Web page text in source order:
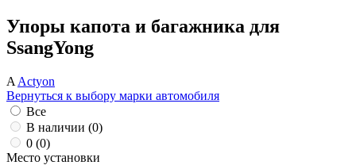
Упоры капота и багажника для
SsangYong
A Actyon
Вернуться к выбору марки автомобиля
Все
В наличии (0)
0 (0)
Место установки